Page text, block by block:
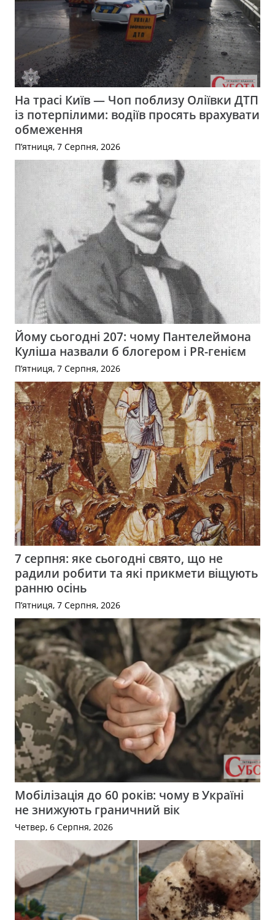
На трасі Київ — Чоп поблизу Оліївки ДТП
із потерпілими: водіїв просять врахувати
обмеження
П’ятниця, 7 Серпня, 2026
Йому сьогодні 207: чому Пантелеймона
Куліша назвали б блогером і PR-генієм
П’ятниця, 7 Серпня, 2026
7 серпня: яке сьогодні свято, що не
радили робити та які прикмети віщують
ранню осінь
П’ятниця, 7 Серпня, 2026
Мобілізація до 60 років: чому в Україні
не знижують граничний вік
Четвер, 6 Серпня, 2026